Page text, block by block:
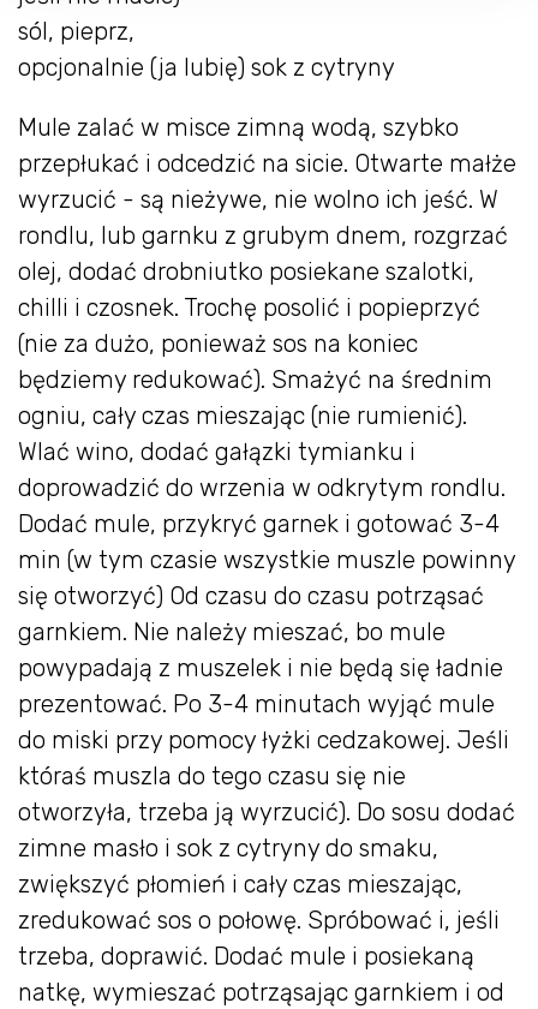
sól, pieprz,
opcjonalnie (ja lubię) sok z cytryny
Mule zalać w misce zimną wodą, szybko
przepłukać i odcedzić na sicie. Otwarte małże
wyrzucić - są nieżywe, nie wolno ich jeść. W
rondlu, lub garnku z grubym dnem, rozgrzać
olej, dodać drobniutko posiekane szalotki,
chilli i czosnek. Trochę posolić i popieprzyć
(nie za dużo, ponieważ sos na koniec
będziemy redukować). Smażyć na średnim
ogniu, cały czas mieszając (nie rumienić).
Wlać wino, dodać gałązki tymianku i
doprowadzić do wrzenia w odkrytym rondlu.
Dodać mule, przykryć garnek i gotować 3-4
min (w tym czasie wszystkie muszle powinny
się otworzyć) Od czasu do czasu potrząsać
garnkiem. Nie należy mieszać, bo mule
powypadają z muszelek i nie będą się ładnie
prezentować. Po 3-4 minutach wyjąć mule
do miski przy pomocy łyżki cedzakowej. Jeśli
któraś muszla do tego czasu się nie
otworzyła, trzeba ją wyrzucić). Do sosu dodać
zimne masło i sok z cytryny do smaku,
zwiększyć płomień i cały czas mieszając,
zredukować sos o połowę. Spróbować i, jeśli
trzeba, doprawić. Dodać mule i posiekaną
natkę, wymieszać potrząsając garnkiem i od